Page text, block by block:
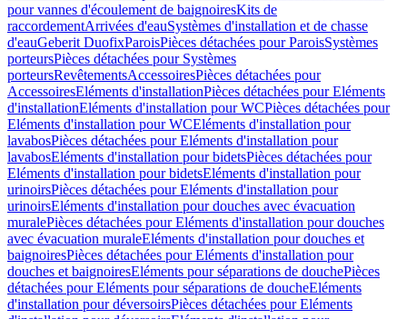
pour vannes d'écoulement de baignoiresKits de
raccordementArrivées d'eauSystèmes d'installation et de chasse
d'eauGeberit DuofixParoisPièces détachées pour ParoisSystèmes
porteursPièces détachées pour Systèmes
porteursRevêtementsAccessoiresPièces détachées pour
AccessoiresEléments d'installationPièces détachées pour Eléments
d'installationEléments d'installation pour WCPièces détachées pour
Eléments d'installation pour WCEléments d'installation pour
lavabosPièces détachées pour Eléments d'installation pour
lavabosEléments d'installation pour bidetsPièces détachées pour
Eléments d'installation pour bidetsEléments d'installation pour
urinoirsPièces détachées pour Eléments d'installation pour
urinoirsEléments d'installation pour douches avec évacuation
muralePièces détachées pour Eléments d'installation pour douches
avec évacuation muraleEléments d'installation pour douches et
baignoiresPièces détachées pour Eléments d'installation pour
douches et baignoiresEléments pour séparations de douchePièces
détachées pour Eléments pour séparations de doucheEléments
d'installation pour déversoirsPièces détachées pour Eléments